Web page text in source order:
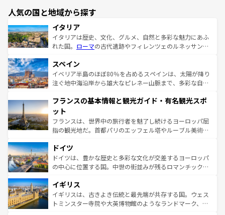
人気の国と地域から探す
イタリア
イタリアは歴史、文化、グルメ、自然と多彩な魅力にあふ
れた国。 ローマの古代遺跡やフィレンツェのルネッサンス
ろん、トスカーナの美しい田園風景やアマルフィ海岸の絶
景など、自然景観も見逃せない。観光の合間には、本場の
ピザやパスタなど、絶品のイタリア料理を堪能することも
ませてくれるイタリアで、忘れられない旅をしてみよう！
なお、新着のイタリア情報は
しい。
スペイン
イベリア半島のほぼ80％を占めるスペインは、太陽が降り
注ぐ地中海沿岸から雄大なピレネー山脈まで、多彩な自然
文化が根付くこの国では、情熱的なフラメンコ、熱気あふ
れる闘牛、そして美味しいタパスが生活の一部となってい
る。首都マドリードの洗練された雰囲気や、バルセロナの
アートに溢れた街角から、地方では古代ローマ遺跡や中世
せる。地方によって風土や気候が異なるスペインはその個
性で訪れる人を魅了する。 なお、新着のスペイン情報は コ
ンテンツ一覧を参照してほしい。
フランスの基本情報と観光ガイド・有名観光スポ
ット
フランスは、世界中の旅行者を魅了し続けるヨーロッパ屈
指の観光地だ。首都パリのエッフェル塔やルーブル美術館
で、幅広い魅力が詰まっている。華麗な宮殿、歴史的な大
聖堂、美しいビーチ、そして豊かな自然が、訪れる者を心
から魅了する。また、フランスは美食の国としても知ら
いる。シャンパンの発祥地であるランス、プロヴァンスの
香り高いラベンダー畑など、多彩な楽しみ方が可能だ。さ
らに、パリ以外の地域にも魅力が溢れており、どの街角に
ドイツ
ドイツは、豊かな歴史と多彩な文化が交差するヨーロッパ
の中心に位置する国。中世の街並みが残るロマンチック街
顔を持つこの国は、どこを歩いても飽きることがない。ベ
ルリンの文化的活気、バイエルン州のアルプスの絶景、そ
してライン川沿いのワイン畑といった風景は必見。ビール
イギリス
イギリスは、古きよき伝統と最先端が共存する国。ウェス
トミンスター寺院や大英博物館のようなランドマーク、歴